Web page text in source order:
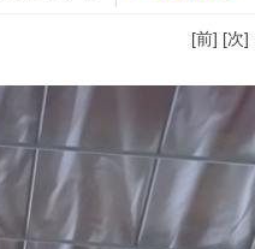
[前] [次]